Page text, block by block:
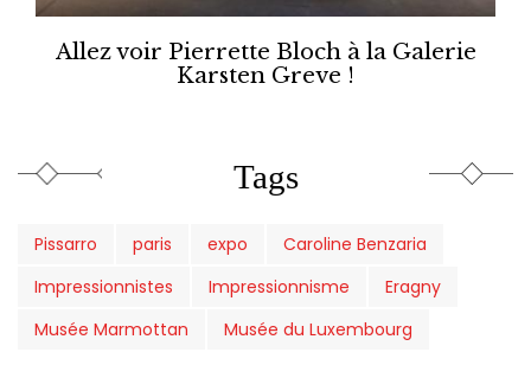
Allez voir Pierrette Bloch à la Galerie
Karsten Greve !
Tags
Pissarro paris expo
Caroline Benzaria
Impressionnistes
Impressionnisme
Eragny
Musée Marmottan
Musée du Luxembourg